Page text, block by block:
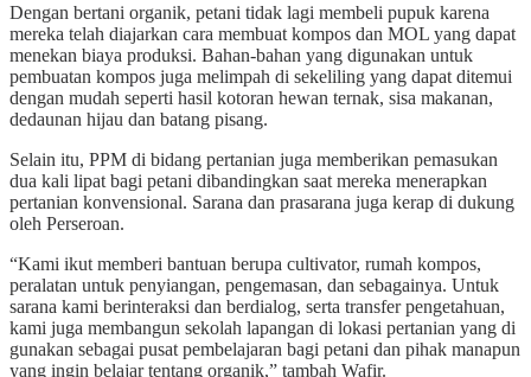
Dengan bertani organik, petani tidak lagi membeli pupuk karena
mereka telah diajarkan cara membuat kompos dan MOL yang dapat
menekan biaya produksi. Bahan-bahan yang digunakan untuk
pembuatan kompos juga melimpah di sekeliling yang dapat ditemui
dengan mudah seperti hasil kotoran hewan ternak, sisa makanan,
dedaunan hijau dan batang pisang.
Selain itu, PPM di bidang pertanian juga memberikan pemasukan
dua kali lipat bagi petani dibandingkan saat mereka menerapkan
pertanian konvensional. Sarana dan prasarana juga kerap di dukung
oleh Perseroan.
“Kami ikut memberi bantuan berupa cultivator, rumah kompos,
peralatan untuk penyiangan, pengemasan, dan sebagainya. Untuk
sarana kami berinteraksi dan berdialog, serta transfer pengetahuan,
kami juga membangun sekolah lapangan di lokasi pertanian yang di
gunakan sebagai pusat pembelajaran bagi petani dan pihak manapun
yang ingin belajar tentang organik,” tambah Wafir.